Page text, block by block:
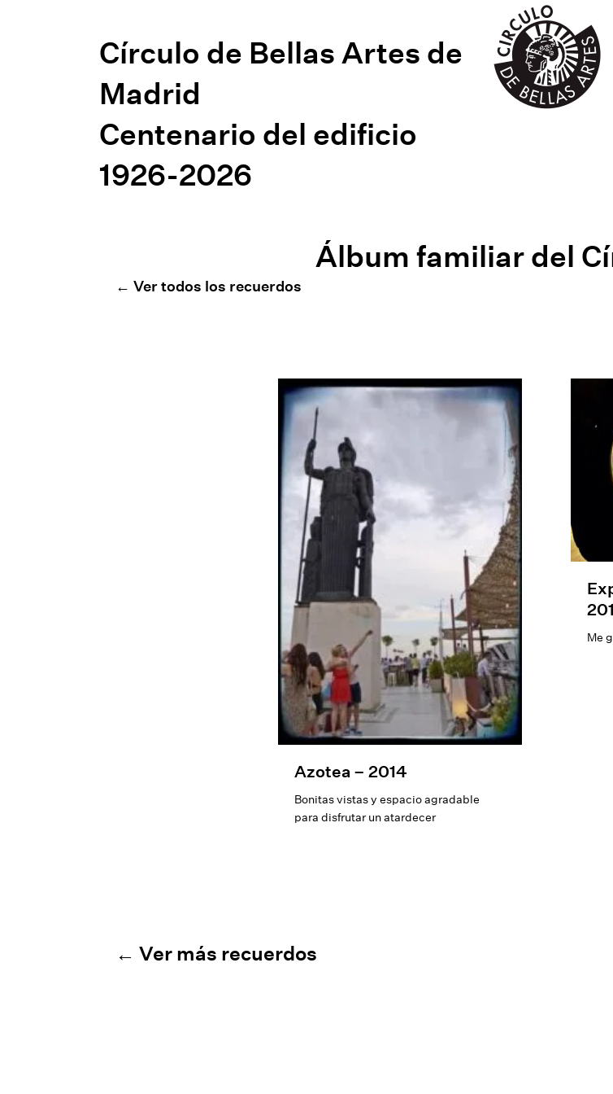
Círculo de Bellas Artes de
Madrid
Centenario del edificio
1926-2026
Álbum familiar del
← Ver todos los recuerdos
Azotea – 2014
Bonitas vistas y espacio agradable
para disfrutar un atardecer
Me
← Ver más recuerdos